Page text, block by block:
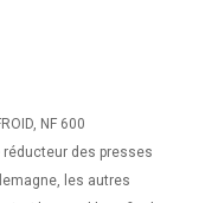
NF 600
réducteur des presses
les autres